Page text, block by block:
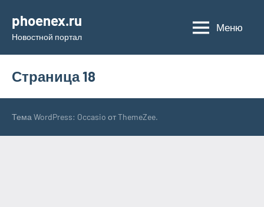
содержимому
phoenex.ru
Новостной портал
Меню
Страница 18
Тема WordPress: Occasio от ThemeZee.